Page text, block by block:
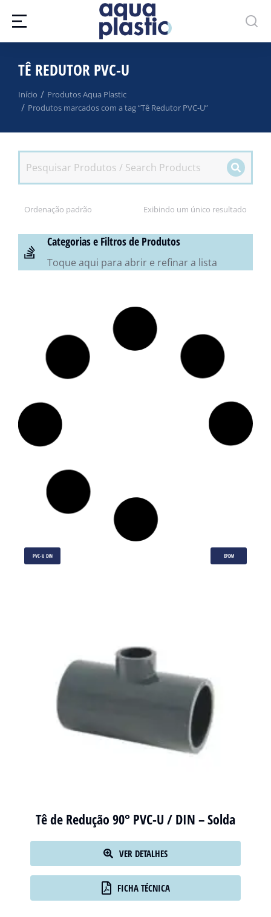
TÊ REDUTOR PVC-U
Você está aqui:
Início
Produtos Aqua Plastic
Produtos marcados com a tag “Tê Redutor PVC-U”
Exibindo um único resultado
Categorias e Filtros de Produtos
Toque aqui para abrir e refinar a lista
PVC-U DIN EPDM
Tê de Redução 90° PVC-U / DIN – Solda
VER DETALHES
FICHA TÉCNICA